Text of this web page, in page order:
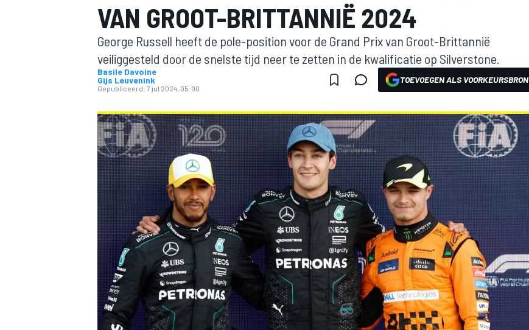
MOTOGP
INDYCAR
VAN GROOT-BRITTANNIË 2024
George Russell heeft de pole-position voor de Grand Prix van Groot-Brittannië
veiliggesteld door de snelste tijd neer te zetten in de kwalificatie op Silverstone.
Basile Davoine
Gijs Leuvenink
Gepubliceerd: 7 jul 2024, 05:00
TOEVOEGEN ALS VOORKEURSBRON